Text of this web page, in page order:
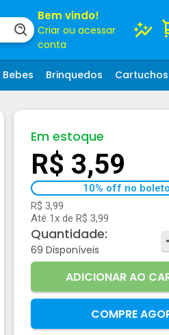
Bem vindo!
Criar ou acessar
conta
Bebes Brinquedos Cartuchos
Em estoque
R$ 3,59
10% off no
R$ 3,99
Até 1x de R$ 3,99
Quantidade:
69 Disponíveis
ADICIONAR AO
COMPRE